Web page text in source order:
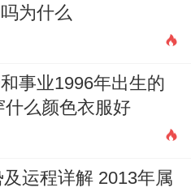
，实则暗藏机遇。需
阻力。财运中等，宜
。
岁合助，运势较佳;属
为什么
事业1996年出生的
么颜色衣服好
运程详解 2013年属